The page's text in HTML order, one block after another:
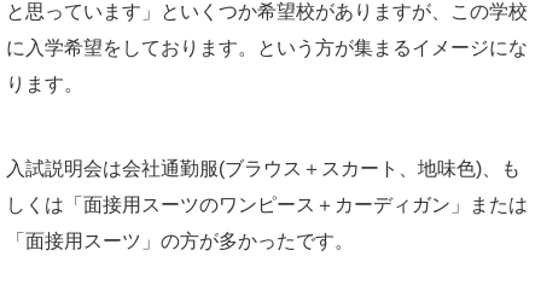
と思っています」といくつか希望校がありますが、この学校
に入学希望をしております。という方が集まるイメージにな
ります。
入試説明会は会社通勤服(ブラウス＋スカート、地味色)、も
しくは「面接用スーツのワンピース＋カーディガン」または
「面接用スーツ」の方が多かったです。